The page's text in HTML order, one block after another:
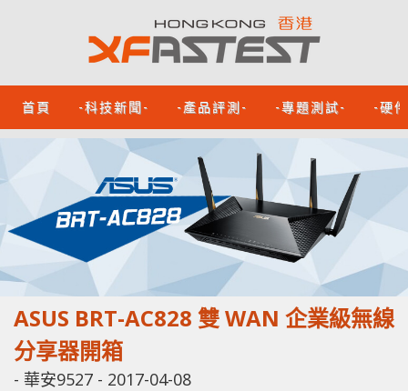
首頁 -科技新聞- -產品評測- -專題測試- -硬
ASUS BRT-AC828 雙 WAN 企業級無線
分享器開箱
- 華安9527 - 2017-04-08